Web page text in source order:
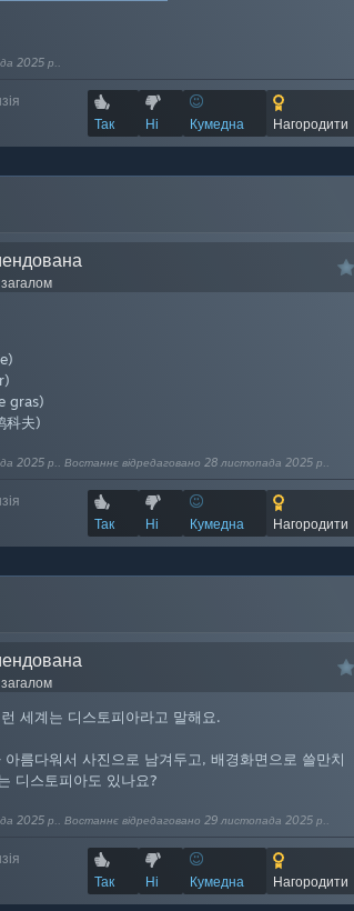
2025 р..
Так Ні Кумедна Нагородити
gras)
科夫)
2025 р.. Востаннє відредаговано 28 листопада 2025 р..
Так Ні Кумедна Нагородити
세계는 디스토피아라고 말해요.
아름다워서 사진으로 남겨두고, 배경화면으로 쓸만치
디스토피아도 있나요?
2025 р.. Востаннє відредаговано 29 листопада 2025 р..
Так Ні Кумедна Нагородити